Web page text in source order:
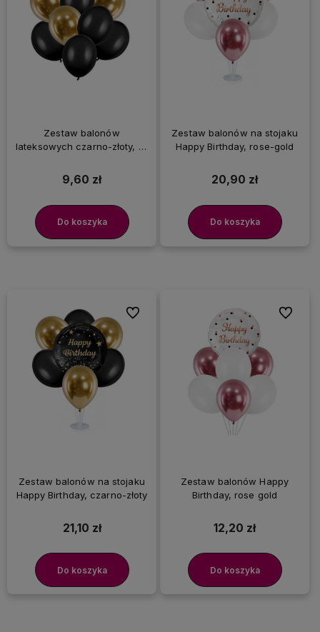
Zestaw balonów
lateksowych czarno-złoty, 10
9,60 zł
Do koszyka
Zestaw balonów na stojaku
Happy Birthday, rose-gold
20,90 zł
Do koszyka
Zestaw balonów na stojaku
Happy Birthday, czarno-złoty
21,10 zł
Do koszyka
Do ulubionych
Zestaw balonów Happy
Birthday, rose gold
12,20 zł
Do koszyka
Do